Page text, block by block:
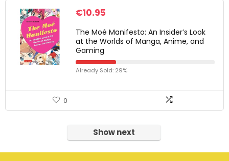
€10.95
The Moé Manifesto: An Insider’s Look
at the Worlds of Manga, Anime, and
Gaming
Already Sold: 29%
0
Show next